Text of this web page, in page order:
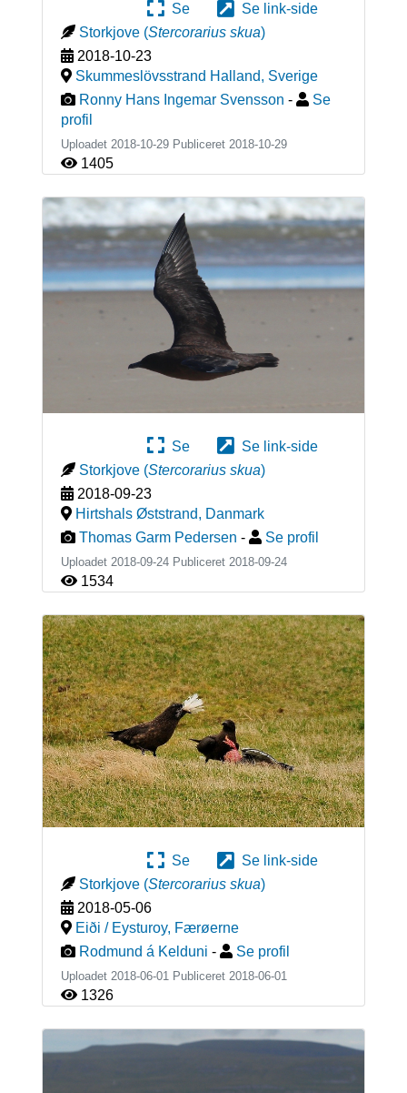
Se
Se link-side
Storkjove (Stercorarius skua)
2018-10-23
Skummeslövsstrand Halland, Sverige
Ronny Hans Ingemar Svensson -
Se
profil
Uploadet 2018-10-29 Publiceret 2018-10-29
1405
Se
Se link-side
Storkjove (Stercorarius skua)
2018-09-23
Hirtshals Øststrand, Danmark
Thomas Garm Pedersen - Se profil
Uploadet 2018-09-24 Publiceret 2018-09-24
1534
Se
Se link-side
Storkjove (Stercorarius skua)
2018-05-06
Eiði / Eysturoy, Færøerne
Rodmund á Kelduni - Se profil
Uploadet 2018-06-01 Publiceret 2018-06-01
1326